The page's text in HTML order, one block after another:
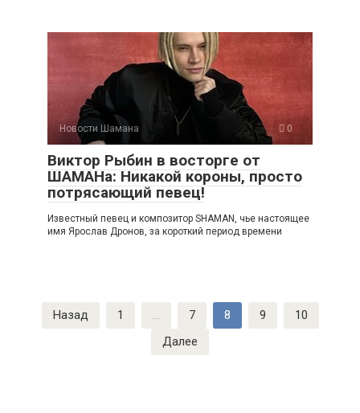
Новости Шамана 0
Виктор Рыбин в восторге от
ШАМАНа: Никакой короны, просто
потрясающий певец!
Известный певец и композитор SHAMAN, чье настоящее
имя Ярослав Дронов, за короткий период времени
Пагинация
записей
Назад 1 … 7 8 9
10
Далее